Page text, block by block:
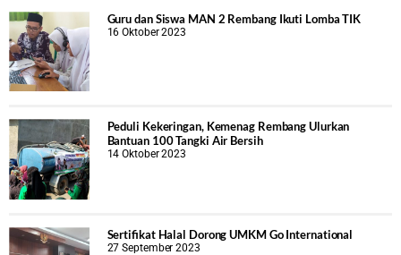
Guru dan Siswa MAN 2 Rembang Ikuti Lomba TIK
16 Oktober 2023
Peduli Kekeringan, Kemenag Rembang Ulurkan
Bantuan 100 Tangki Air Bersih
14 Oktober 2023
Sertifikat Halal Dorong UMKM Go International
27 September 2023